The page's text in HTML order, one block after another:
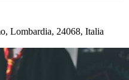
Lombardia, 24068, Italia